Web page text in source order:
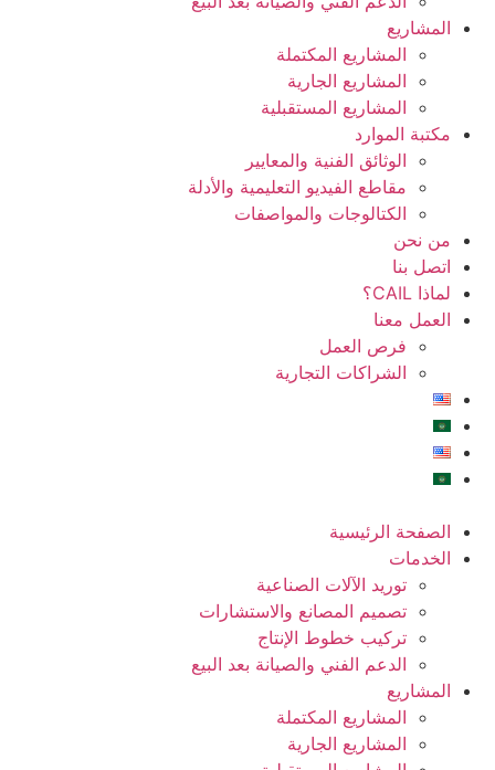
المشاريع
المشاريع المكتملة
المشاريع الجارية
المشاريع المستقبلية
مكتبة الموارد
الوثائق الفنية والمعايير
مقاطع الفيديو التعليمية والأدلة
الكتالوجات والمواصفات
من نحن
اتصل بنا
لماذا CAIL؟
العمل معنا
فرص العمل
الشراكات التجارية
الصفحة الرئيسية
الخدمات
توريد الآلات الصناعية
تصميم المصانع والاستشارات
تركيب خطوط الإنتاج
الدعم الفني والصيانة بعد البيع
المشاريع
المشاريع المكتملة
المشاريع الجارية